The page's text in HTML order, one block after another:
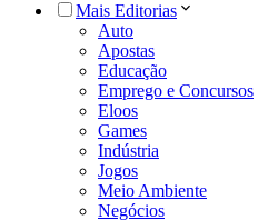
Mais Editorias
Auto
Apostas
Educação
Emprego e Concursos
Eloos
Games
Indústria
Jogos
Meio Ambiente
Negócios